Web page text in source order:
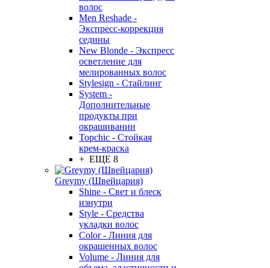
волос
Men Reshade -
Экспресс-коррекция
седины
New Blonde - Экспресс
осветление для
мелированных волос
Stylesign - Стайлинг
System -
Дополнительные
продукты при
окрашивании
Topchic - Стойкая
крем-краска
+ ЕЩЕ 8
Greymy (Швейцария)
Shine - Свет и блеск
изнутри
Style - Средства
укладки волос
Color - Линия для
окрашенных волос
Volume - Линия для